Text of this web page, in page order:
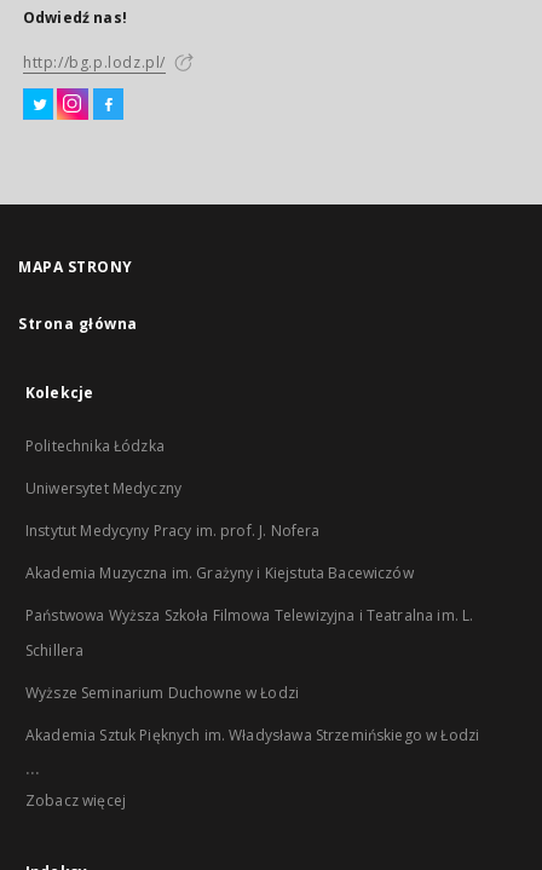
Odwiedź nas!
http://bg.p.lodz.pl/
MAPA STRONY
Strona główna
Kolekcje
Politechnika Łódzka
Uniwersytet Medyczny
Instytut Medycyny Pracy im. prof. J. Nofera
Akademia Muzyczna im. Grażyny i Kiejstuta Bacewiczów
Państwowa Wyższa Szkoła Filmowa Telewizyjna i Teatralna im. L.
Schillera
Wyższe Seminarium Duchowne w Łodzi
Akademia Sztuk Pięknych im. Władysława Strzemińskiego w Łodzi
...
Zobacz więcej